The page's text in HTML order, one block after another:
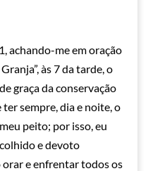
achando-me em oração
às 7 da tarde, o
graça da conservação
ter sempre, dia e noite, o
peito; por isso, eu
e devoto
e enfrentar todos os